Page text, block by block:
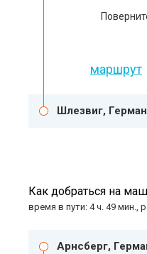
маршрут
Шлезвиг,
Как добраться на
время в пути: 4 ч. 49 мин.,
Арнсберг,